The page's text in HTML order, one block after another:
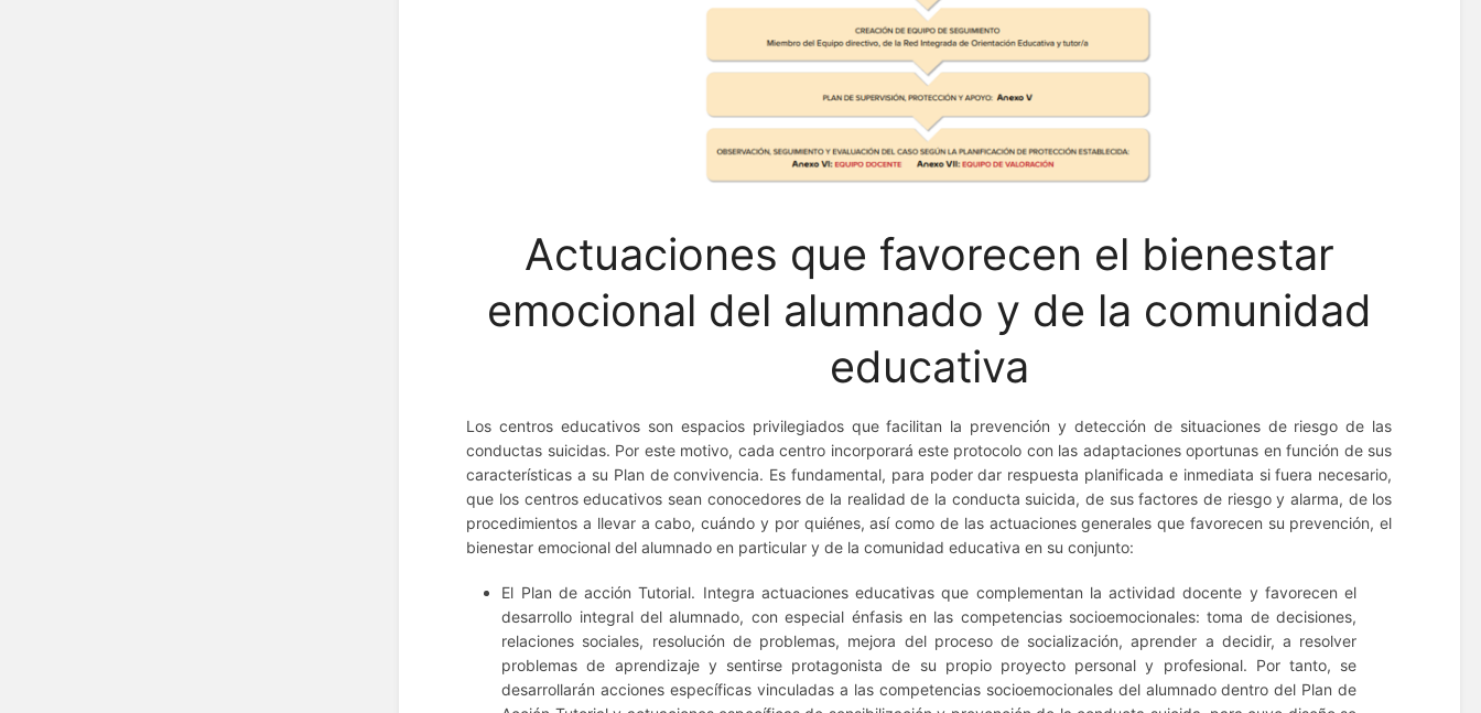
Actuaciones que favorecen el bienestar
emocional del alumnado y de la comunidad
educativa
Los centros educativos son espacios privilegiados que facilitan la prevención y detección de situaciones de riesgo de las
conductas suicidas. Por este motivo, cada centro incorporará este protocolo con las adaptaciones oportunas en función de sus
características a su Plan de convivencia. Es fundamental, para poder dar respuesta planificada e inmediata si fuera necesario,
que los centros educativos sean conocedores de la realidad de la conducta suicida, de sus factores de riesgo y alarma, de los
procedimientos a llevar a cabo, cuándo y por quiénes, así como de las actuaciones generales que favorecen su prevención, el
bienestar emocional del alumnado en particular y de la comunidad educativa en su conjunto:
El Plan de acción Tutorial. Integra actuaciones educativas que complementan la actividad docente y favorecen el
desarrollo integral del alumnado, con especial énfasis en las competencias socioemocionales: toma de decisiones,
relaciones sociales, resolución de problemas, mejora del proceso de socialización, aprender a decidir, a resolver
problemas de aprendizaje y sentirse protagonista de su propio proyecto personal y profesional. Por tanto, se
desarrollarán acciones específicas vinculadas a las competencias socioemocionales del alumnado dentro del Plan de